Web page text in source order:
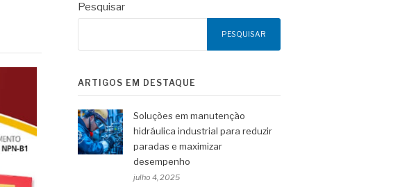
Pesquisar
PESQUISAR
ARTIGOS EM DESTAQUE
Soluções em manutenção
hidráulica industrial para reduzir
paradas e maximizar
desempenho
julho 4, 2025